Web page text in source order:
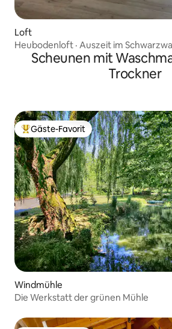
Loft
Heubodenloft · Auszeit im
Scheunen mit
Trockner
Beliebter Gäste-Favorit.
Gäste-Favorit
Windmühle
Die Werkstatt der grünen Mühle